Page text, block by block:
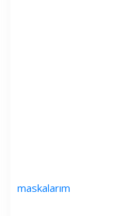
maskalarım